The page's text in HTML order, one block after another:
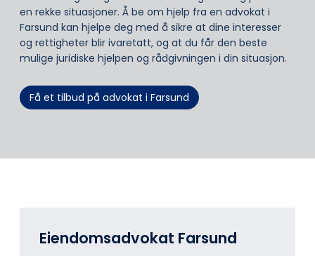
en rekke situasjoner. Å be om hjelp fra en advokat i
Farsund kan hjelpe deg med å sikre at dine interesser
og rettigheter blir ivaretatt, og at du får den beste
mulige juridiske hjelpen og rådgivningen i din situasjon.
Få et tilbud på advokat i Farsund
Eiendomsadvokat Farsund